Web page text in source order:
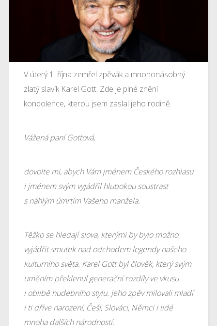
V úterý 1. října zemřel zpěvák a mnohonásobný
zlatý slavík Karel Gott. Zde je plné znění
kondolence, kterou jsem zaslal jeho rodině.
Vážená paní Gottová,
dovolte mi, abych Vám jménem Českého rozhlasu
i jménem svým vyjádřil hlubokou soustrast
s náhlým úmrtím Vašeho manžela.
Těžko se hledají slova, kterými by bylo možno
vyjádřit smutek nad odchodem legendy našeho
kulturního světa. Karel Gott byl člověk, který svým
uměním překlenul generační rozdíly ve vkusu
i oblibě hudebního stylu. Jeho zpěv milovali mladí
i ti dříve narození, Češi, Slováci, Němci i lidé
mnoha dalších národností.